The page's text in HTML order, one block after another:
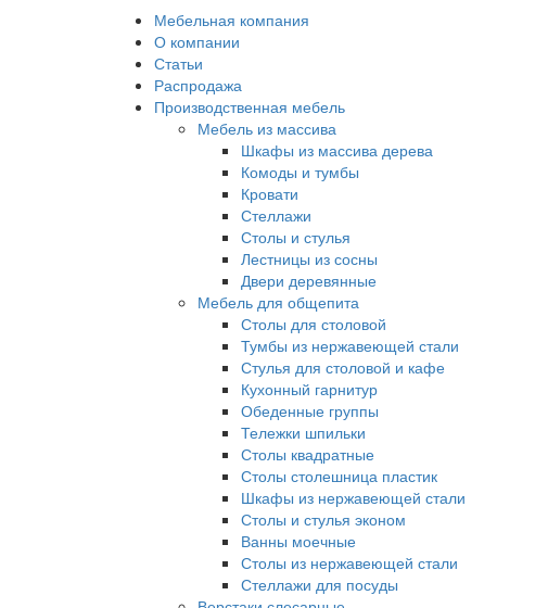
Мебельная компания
О компании
Статьи
Распродажа
Производственная мебель
Мебель из массива
Шкафы из массива дерева
Комоды и тумбы
Кровати
Стеллажи
Столы и стулья
Лестницы из сосны
Двери деревянные
Мебель для общепита
Столы для столовой
Тумбы из нержавеющей стали
Стулья для столовой и кафе
Кухонный гарнитур
Обеденные группы
Тележки шпильки
Столы квадратные
Столы столешница пластик
Шкафы из нержавеющей стали
Столы и стулья эконом
Ванны моечные
Столы из нержавеющей стали
Стеллажи для посуды